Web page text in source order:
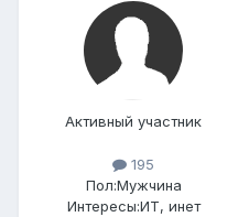
Активный участник
195
Пол:Мужчина
Интересы:ИТ, инет